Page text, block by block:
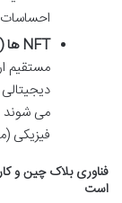
احساسات
NFT ها (Non-Fungible Tokens):
مستقیم
می شوند
فیزیکی
فناوری بلاک چین و
است